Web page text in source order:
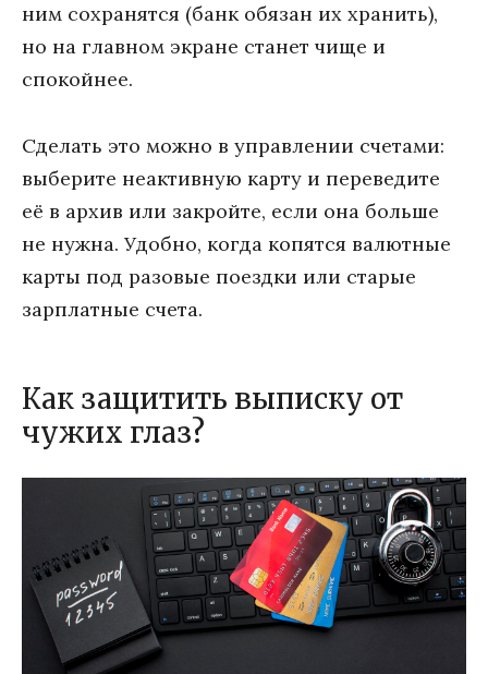
ним сохранятся (банк обязан их хранить),
но на главном экране станет чище и
спокойнее.
Сделать это можно в управлении счетами:
выберите неактивную карту и переведите
её в архив или закройте, если она больше
не нужна. Удобно, когда копятся валютные
карты под разовые поездки или старые
зарплатные счета.
Как защитить выписку от
чужих глаз?